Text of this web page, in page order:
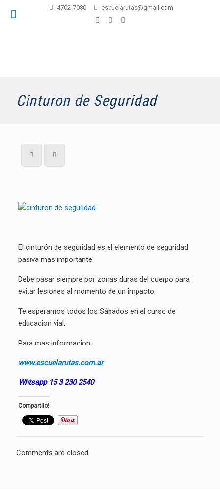
4702-7080 escuelarutas@gmail.com
Cinturon de Seguridad
El cinturón de seguridad es el elemento de seguridad
pasiva mas importante.
Debe pasar siempre por zonas duras del cuerpo para
evitar lesiones al momento de un impacto.
Te esperamos todos los Sábados en el curso de
educacion vial.
Para mas informacion:
www.escuelarutas.com.ar
Whtsapp 15 3 230 2540
Compartilo!
Comments are closed.